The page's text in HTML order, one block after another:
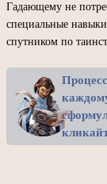
Гадающему не
специальные
спутником по